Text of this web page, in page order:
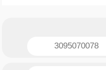
3095070078